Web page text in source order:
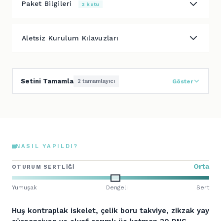
Paket Bilgileri 2 kutu
Aletsiz Kurulum Kılavuzları
Setini Tamamla 2 tamamlayıcı Göster
NASIL YAPILDI?
Huş kontraplak iskelet, çelik boru takviye, zikzak yay
OTURUM SERTLIĞI Orta
Yumuşak Dengeli Sert